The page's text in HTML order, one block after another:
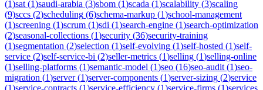
(1)sat (1)saudi-arabia (3)sbom (1)scada (1)scalability (3)scaling
(9)sccs (2)scheduling (6)schema-markup (1)school-management
(1)screening (1)scrum (1)sdi (1)search-engine (1)search-optimization
(2)seasonal-collections (1)security (36)security-training
(1)segmentation (2)selection (1)self-evolving (1)self-hosted (1)self-
service (2)self-service-bi (2)seller-metrics (1)selling (1)selling-online
(1)selling-platforms (1)semantic-model (1)seo (16)seo-audit (1)seo-
migration (1)server(1)server-components (1)server-sizing (2)service
(1)service-contracts (1)service-efficiency (1)service-firms (1)services